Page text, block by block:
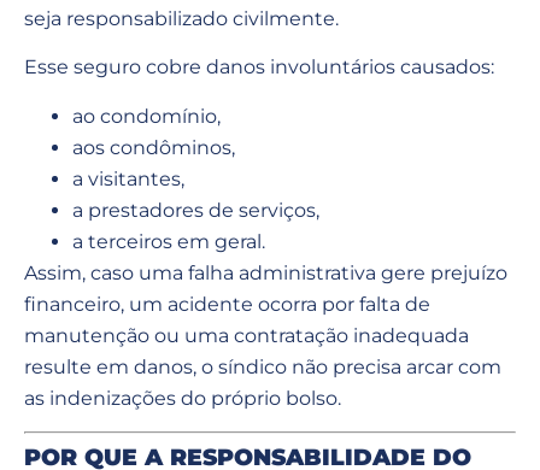
seja responsabilizado civilmente.
Esse seguro cobre danos involuntários causados:
ao condomínio,
aos condôminos,
a visitantes,
a prestadores de serviços,
a terceiros em geral.
Assim, caso uma falha administrativa gere prejuízo
financeiro, um acidente ocorra por falta de
manutenção ou uma contratação inadequada
resulte em danos, o síndico não precisa arcar com
as indenizações do próprio bolso.
POR QUE A RESPONSABILIDADE DO